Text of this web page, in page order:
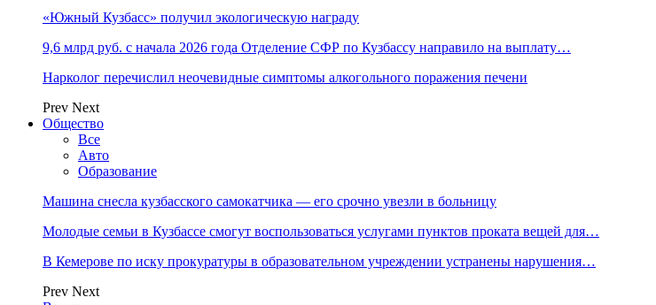
«Южный Кузбасс» получил экологическую награду
9,6 млрд руб. с начала 2026 года Отделение СФР по Кузбассу направило на выплату…
Нарколог перечислил неочевидные симптомы алкогольного поражения печени
Prev Next
Общество
Все
Авто
Образование
Машина снесла кузбасского самокатчика — его срочно увезли в больницу
Молодые семьи в Кузбассе смогут воспользоваться услугами пунктов проката вещей для…
В Кемерове по иску прокуратуры в образовательном учреждении устранены нарушения…
Prev Next